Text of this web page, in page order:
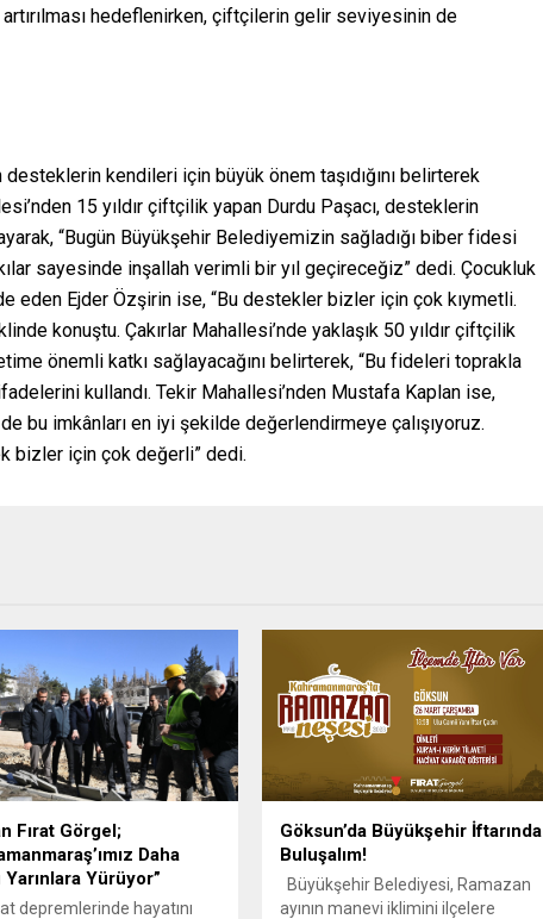
hedeflenirken, çiftçilerin gelir seviyesinin de
kendileri için büyük önem taşıdığını belirterek
15 yıldır çiftçilik yapan Durdu Paşacı, desteklerin
“Bugün Büyükşehir Belediyemizin sağladığı biber fidesi
sayesinde inşallah verimli bir yıl geçireceğiz” dedi. Çocukluk
eden Ejder Özşirin ise, “Bu destekler bizler için çok kıymetli.
konuştu. Çakırlar Mahallesi’nde yaklaşık 50 yıldır çiftçilik
önemli katkı sağlayacağını belirterek, “Bu fideleri toprakla
kullandı. Tekir Mahallesi’nden Mustafa Kaplan ise,
bu imkânları en iyi şekilde değerlendirmeye çalışıyoruz.
bizler için çok değerli” dedi.
Fırat Görgel;
Daha
Yürüyor”
depremlerinde hayatını
Göksun’da Büyükşehir İftarında
Buluşalım!
Büyükşehir Belediyesi, Ramazan
ayının manevi iklimini ilçelere